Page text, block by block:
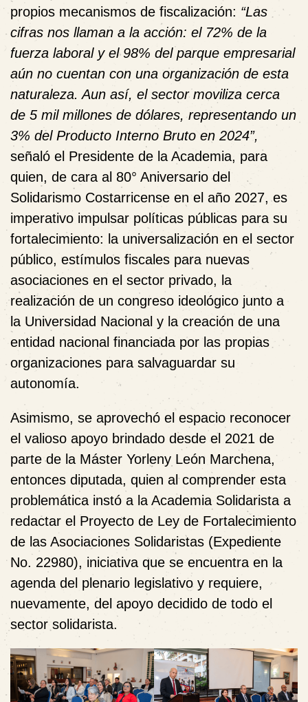
propios mecanismos de fiscalización: “Las
cifras nos llaman a la acción: el 72% de la
fuerza laboral y el 98% del parque empresarial
aún no cuentan con una organización de esta
naturaleza. Aun así, el sector moviliza cerca
de 5 mil millones de dólares, representando un
3% del Producto Interno Bruto en 2024”,
señaló el Presidente de la Academia, para
quien, de cara al 80° Aniversario del
Solidarismo Costarricense en el año 2027, es
imperativo impulsar políticas públicas para su
fortalecimiento: la universalización en el sector
público, estímulos fiscales para nuevas
asociaciones en el sector privado, la
realización de un congreso ideológico junto a
la Universidad Nacional y la creación de una
entidad nacional financiada por las propias
organizaciones para salvaguardar su
autonomía.
Asimismo, se aprovechó el espacio reconocer
el valioso apoyo brindado desde el 2021 de
parte de la Máster Yorleny León Marchena,
entonces diputada, quien al comprender esta
problemática instó a la Academia Solidarista a
redactar el Proyecto de Ley de Fortalecimiento
de las Asociaciones Solidaristas (Expediente
No. 22980), iniciativa que se encuentra en la
agenda del plenario legislativo y requiere,
nuevamente, del apoyo decidido de todo el
sector solidarista.